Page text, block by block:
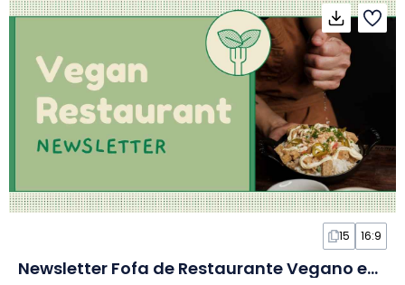
15 16:9
Newsletter Fofa de Restaurante Vegano em Slides